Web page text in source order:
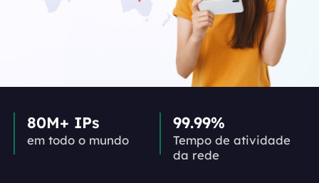
80M+ IPs
em todo o mundo
99.99%
Tempo de atividade
da rede